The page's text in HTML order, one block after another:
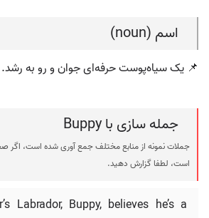
اسم (noun)
📌 یک سیاه‌پوست حرفه‌ای جوان و رو به رشد.
جمله سازی با Buppy
جملات نمونه از منابع مختلف جمع آوری شده است، اگر
است، لطفا گزارش دهید.
Labrador, Buppy, believes he’s a